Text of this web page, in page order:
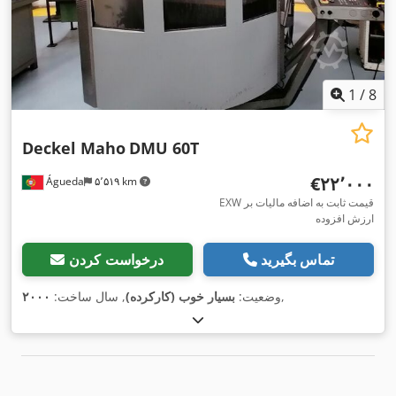
1 /8
Águeda ۵٬۵۱۹ km
Deckel Maho DMU 60T
‎€۲۲٬۰۰۰
EXW قیمت ثابت به اضافه مالیات بر
ارزش افزوده
درخواست کردن تماس بگیرید
وضعیت: بسیار خوب (کارکرده), سال ساخت: ۲۰۰۰ ,